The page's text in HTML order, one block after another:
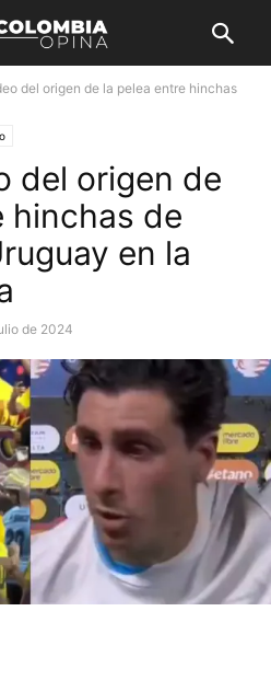
del origen de la pelea entre hinchas
del origen de
hinchas de
en la
de 2024